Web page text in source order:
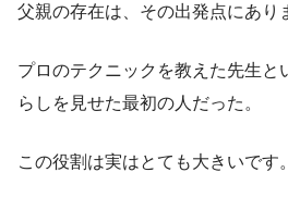
父親の存在は、その出発点にあり
プロのテクニックを教えた先生と
らしを見せた最初の人だった。
この役割は実はとても大きいです。